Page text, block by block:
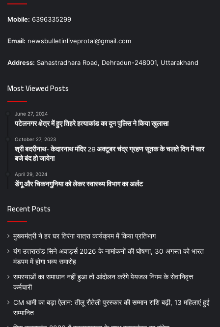
Mobile: 6396335299
Email: newsbulletinliveprotal@gmail.com
Address: Sahastradhara Road, Dehradun-248001, Uttarakhand
Most Viewed Posts
June 27, 2024
पटेलनगर क्षेत्र में हुए तिहरे हत्याकांड का दून पुलिस ने किया खुलासा
October 27, 2023
श्री बदरीनाथ- केदारनाथ मंदिर 28 अक्टूबर चंद्र ग्रहण सूतक के चलते दिन में चार
बजे बंद हो जायेगा
April 29, 2024
डेंगू और चिकनगुनिया को लेकर स्वास्थ्य विभाग का अर्लट
Recent Posts
मुख्यमंत्री ने हर घर तिरंगा यात्रा कार्यक्रम में किया प्रतिभाग
यंग उत्तराखंड सिने अवार्ड्स 2026 के नामांकनों की घोषणा, 30 अगस्त को भारत
मंडपम में होगा भव्य समारोह
समस्याओं का समाधान नहीं हुआ तो आंदोलन करेंगे पेयजल निगम के सेवानिवृत्त
कर्मचारी
CM धामी का बड़ा ऐलान: तीलू रौतेली पुरस्कार की सम्मान राशि बढ़ी, 13 महिलाएं हुई
सम्मानित